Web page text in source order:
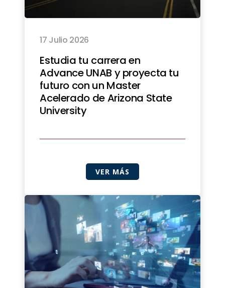
17 Julio 2026
Estudia tu carrera en
Advance UNAB y proyecta tu
futuro con un Master
Acelerado de Arizona State
University
VER MÁS